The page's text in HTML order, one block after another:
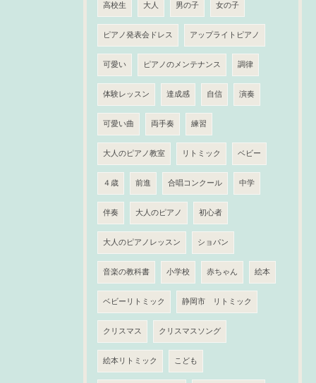
高校生 大人 男の子 女の子
ピアノ発表会ドレス アップライトピアノ
可愛い ピアノのメンテナンス 調律
体験レッスン 達成感 自信 演奏
可愛い曲 両手奏 練習
大人のピアノ教室 リトミック ベビー
４歳 前進 合唱コンクール 中学
伴奏 大人のピアノ 初心者
大人のピアノレッスン ショパン
音楽の教科書 小学校 赤ちゃん 絵本
ベビーリトミック 静岡市 リトミック
クリスマス クリスマスソング
絵本リトミック こども